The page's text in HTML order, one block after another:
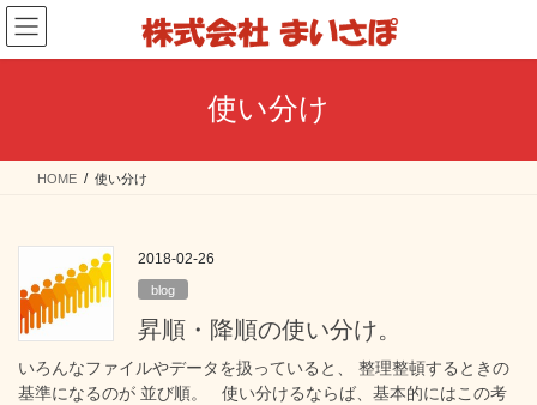
コ
ン
テ
ス
ナ
ビ
ゲ
ン
使い分け
HOME 使い分け
2018-02-26
blog
昇順・降順の使い分け。
いろんなファイルやデータを扱っていると、 整理整頓するときの
基準になるのが 並び順。 使い分けるならば、基本的にはこの考